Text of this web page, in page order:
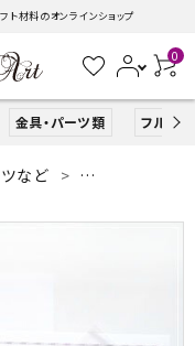
材料のオンラインショップ
0
金具・パーツ類 フルキッ
ツなど ハーフキット（